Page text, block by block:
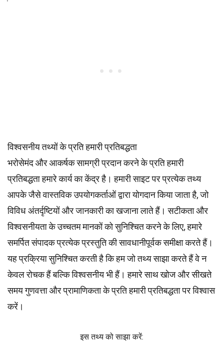
विश्वसनीय तथ्यों के प्रति हमारी प्रतिबद्धता
भरोसेमंद और आकर्षक सामग्री प्रदान करने के प्रति हमारी
प्रतिबद्धता हमारे कार्य का केंद्र है। हमारी साइट पर प्रत्येक तथ्य
आपके जैसे वास्तविक उपयोगकर्ताओं द्वारा योगदान किया जाता है, जो
विविध अंतर्दृष्टियों और जानकारी का खजाना लाते हैं। सटीकता और
विश्वसनीयता के उच्चतममानकोंको सुनिश्चित करने के लिए, हमारे
समर्पितसंपादकप्रत्येक प्रस्तुति की सावधानीपूर्वक समीक्षा करते हैं।
यह प्रक्रिया सुनिश्चित करती है कि हम जो तथ्य साझा करते हैं वे न
केवल रोचक हैं बल्कि विश्वसनीय भी हैं। हमारे साथ खोज और सीखते
समय गुणवत्ता और प्रामाणिकता के प्रति हमारी प्रतिबद्धता पर विश्वास
करें।
इस तथ्य को साझा करें: